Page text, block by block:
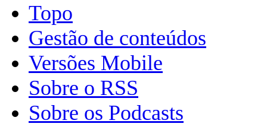
Topo
Gestão de conteúdos
Versões Mobile
Sobre o RSS
Sobre os Podcasts